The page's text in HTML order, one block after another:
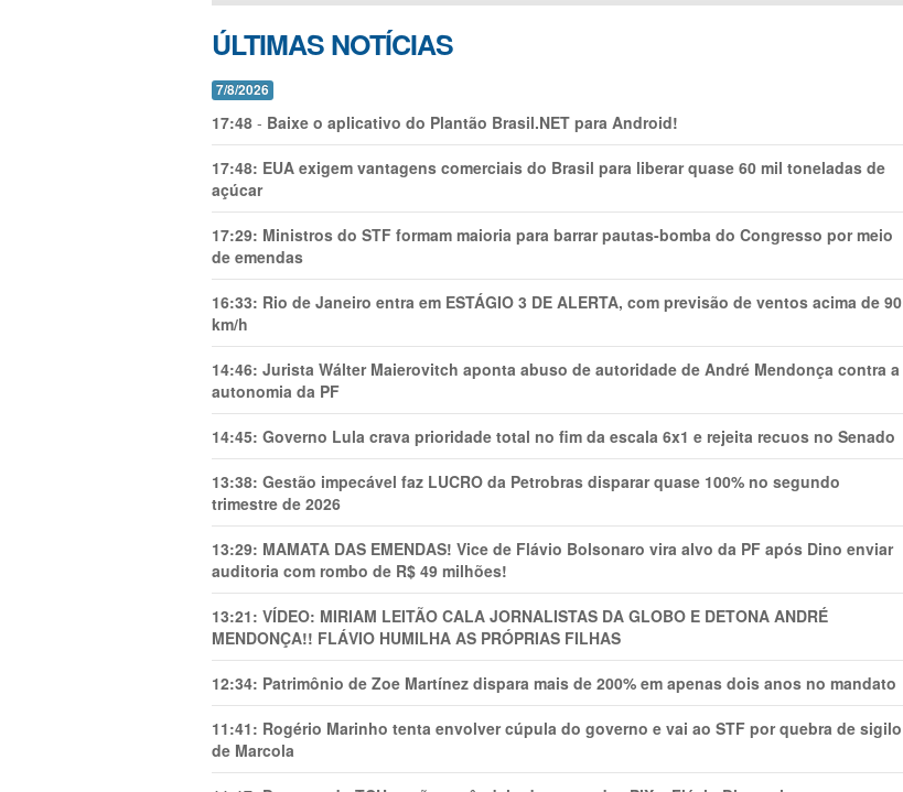
ÚLTIMAS NOTÍCIAS
7/8/2026
17:48 - Baixe o aplicativo do Plantão Brasil.NET para Android!
17:48: EUA exigem vantagens comerciais do Brasil para liberar quase 60 mil toneladas de
açúcar
17:29: Ministros do STF formam maioria para barrar pautas-bomba do Congresso por meio
de emendas
16:33: Rio de Janeiro entra em ESTÁGIO 3 DE ALERTA, com previsão de ventos acima de 90
km/h
14:46: Jurista Wálter Maierovitch aponta abuso de autoridade de André Mendonça contra a
autonomia da PF
14:45: Governo Lula crava prioridade total no fim da escala 6x1 e rejeita recuos no Senado
13:38: Gestão impecável faz LUCRO da Petrobras disparar quase 100% no segundo
trimestre de 2026
13:29: MAMATA DAS EMENDAS! Vice de Flávio Bolsonaro vira alvo da PF após Dino enviar
auditoria com rombo de R$ 49 milhões!
13:21: VÍDEO: MIRIAM LEITÃO CALA JORNALISTAS DA GLOBO E DETONA ANDRÉ
MENDONÇA!! FLÁVIO HUMILHA AS PRÓPRIAS FILHAS
12:34: Patrimônio de Zoe Martínez dispara mais de 200% em apenas dois anos no mandato
11:41: Rogério Marinho tenta envolver cúpula do governo e vai ao STF por quebra de sigilo
de Marcola